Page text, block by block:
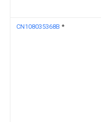
CN108035368B *